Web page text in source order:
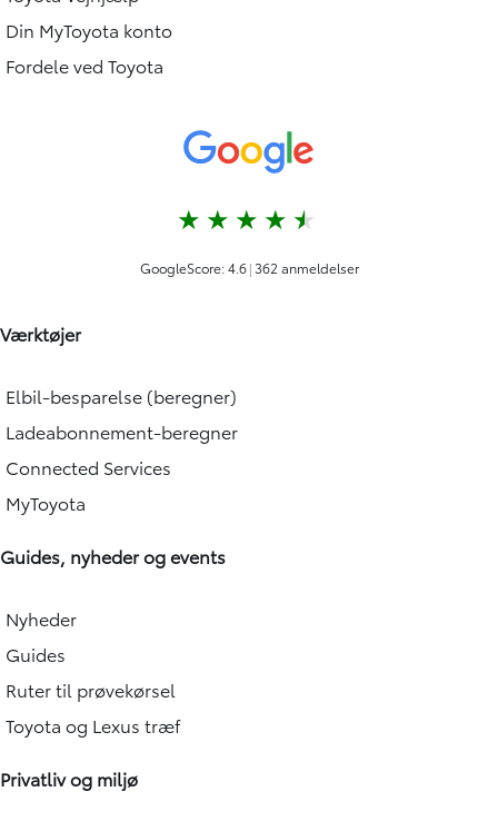
Din MyToyota konto
Fordele ved Toyota
Værktøjer
Elbil-besparelse (beregner)
Ladeabonnement-beregner
Connected Services
MyToyota
Guides, nyheder og events
Nyheder
Guides
Ruter til prøvekørsel
Toyota og Lexus træf
Privatliv og miljø